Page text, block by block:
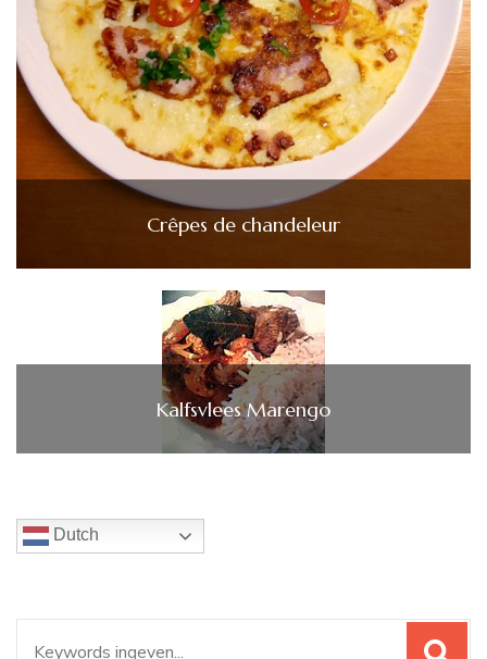
Crêpes de chandeleur
Kalfsvlees Marengo
Dutch